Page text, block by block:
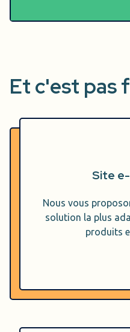
Et c'est pas
Site
Nous vous
solution la plus
produits